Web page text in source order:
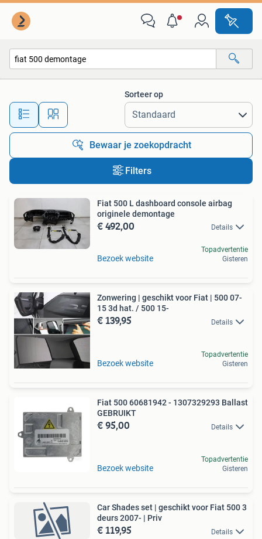
Alle afstanden…
Sorteer op
Bewaar je zoekopdracht
Filters
Fiat 500 L dashboard console airbag
originele demontage
€ 492,00 Details
Bezoek website
Topadvertentie
Gisteren
Zonwering | geschikt voor Fiat | 500 07-
15 3d hat. / 500 15-
€ 139,95 Details
Bezoek website
Topadvertentie
Gisteren
Fiat 500 60681942 - 1307329293 Ballast
GEBRUIKT
€ 95,00 Details
Bezoek website
Topadvertentie
Gisteren
Car Shades set | geschikt voor Fiat 500 3
deurs 2007- | Priv
€ 119,95 Details